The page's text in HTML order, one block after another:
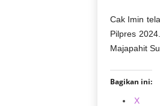
Cak Imin
Pilpres
Majapahit
Bagikan ini:
X